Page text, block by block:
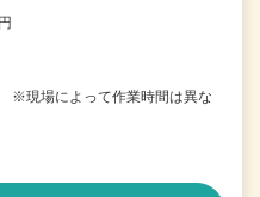
※現場によって作業時間は異な